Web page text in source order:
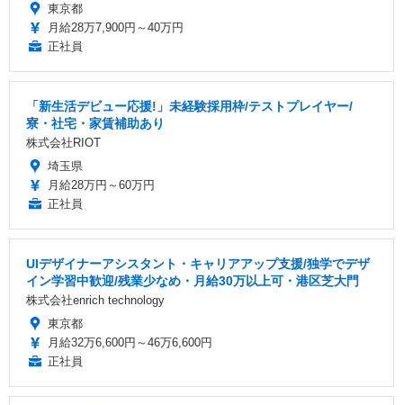
東京都
月給28万7,900円～40万円
正社員
「新生活デビュー応援!」未経験採用枠/テストプレイヤー/
寮・社宅・家賃補助あり
株式会社RIOT
埼玉県
月給28万円～60万円
正社員
UIデザイナーアシスタント・キャリアアップ支援/独学でデザ
イン学習中歓迎/残業少なめ・月給30万以上可・港区芝大門
株式会社enrich technology
東京都
月給32万6,600円～46万6,600円
正社員